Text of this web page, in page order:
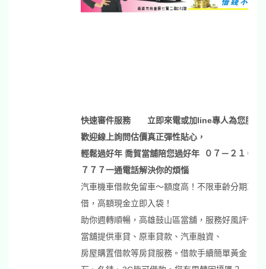
快速審件服務
立即來電或加line專人為您服務
歡迎線上詢問估價真正彈性貼心，
輕鬆過好年 喬賀當舖陪您過好年 ０７－２１６１
７７７一通電話解決你的煩惱
汽車機車借款免留車～額度高！不限車齡分期車可
借，高額現金立即入袋！
助你週轉順暢， 高雄鼓山區當舖 ，服務好風評佳！
當舖提供車貸、原車貸款、汽車融資、
房屋購置借款等房貸服務。借款手續簡單黃金、鑽